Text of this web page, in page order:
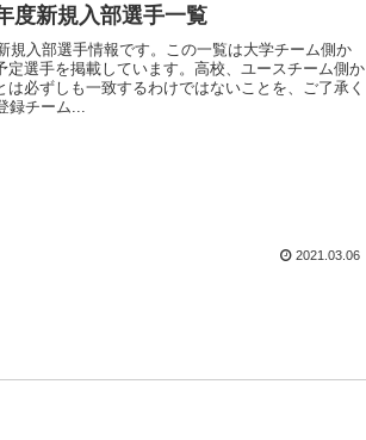
度新規入部選手一覧
規入部選手情報です。この一覧は大学チーム側か
定選手を掲載しています。高校、ユースチーム側か
は必ずしも一致するわけではないことを、ご了承く
録チーム...
2021.03.06